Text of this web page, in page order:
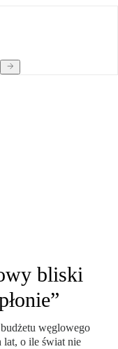
bliski
węglowego
lat, o ile świat nie